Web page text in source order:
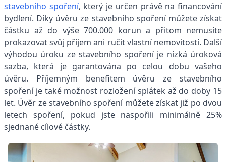
stavebního spoření, který je určen právě na financování
bydlení. Díky úvěru ze stavebního spoření můžete získat
částku až do výše 700.000 korun a přitom nemusíte
prokazovat svůj příjem ani ručit vlastní nemovitostí. Další
výhodou úroku ze stavebního spoření je nízká úroková
sazba, která je garantována po celou dobu vašeho
úvěru. Příjemným benefitem úvěru ze stavebního
spoření je také možnost rozložení splátek až do doby 15
let. Úvěr ze stavebního spoření můžete získat již po dvou
letech spoření, pokud jste naspořili minimálně 25%
sjednané cílové částky.